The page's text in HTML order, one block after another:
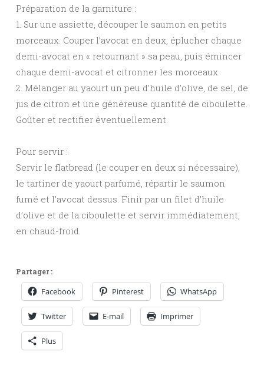
Préparation de la garniture :
1. Sur une assiette, découper le saumon en petits
morceaux. Couper l’avocat en deux, éplucher chaque
demi-avocat en « retournant » sa peau, puis émincer
chaque demi-avocat et citronner les morceaux.
2. Mélanger au yaourt un peu d’huile d’olive, de sel, de
jus de citron et une généreuse quantité de ciboulette.
Goûter et rectifier éventuellement.
Pour servir :
Servir le flatbread (le couper en deux si nécessaire),
le tartiner de yaourt parfumé, répartir le saumon
fumé et l’avocat dessus. Finir par un filet d’huile
d’olive et de la ciboulette et servir immédiatement,
en chaud-froid.
Partager :
Facebook Pinterest WhatsApp
Twitter E-mail Imprimer
Plus